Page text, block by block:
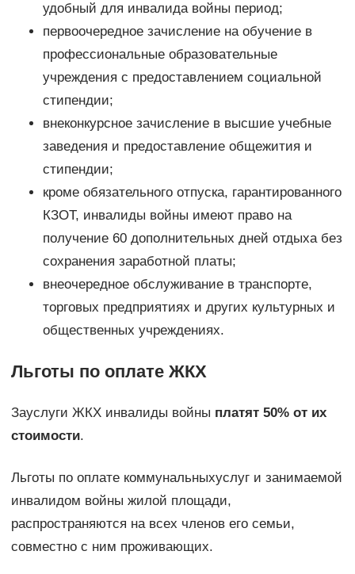
удобный для инвалида войны период;
первоочередное зачисление на обучение в
профессиональные образовательные
учреждения с предоставлением социальной
стипендии;
внеконкурсное зачисление в высшие учебные
заведения и предоставление общежития и
стипендии;
кроме обязательного отпуска, гарантированного
КЗОТ, инвалиды войны имеют право на
получение 60 дополнительных дней отдыха без
сохранения заработной платы;
внеочередное обслуживание в транспорте,
торговых предприятиях и других культурных и
общественных учреждениях.
Льготы по оплате ЖКХ
Зауслуги ЖКХ инвалиды войны платят 50% от их
стоимости.
Льготы по оплате коммунальныхуслуг и занимаемой
инвалидом войны жилой площади,
распространяются на всех членов его семьи,
совместно с ним проживающих.